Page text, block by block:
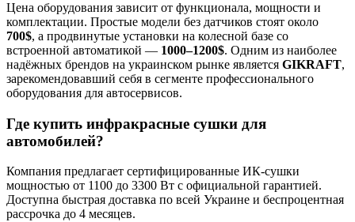
Цена оборудования зависит от функционала, мощности и
комплектации. Простые модели без датчиков стоят около
700$, а продвинутые установки на колесной базе со
встроенной автоматикой — 1000–1200$. Одним из наиболее
надёжных брендов на украинском рынке является GIKRAFT,
зарекомендовавший себя в сегменте профессионального
оборудования для автосервисов.
Где купить инфракрасные сушки для
автомобилей?
Компания предлагает сертифицированные ИК-сушки
мощностью от 1100 до 3300 Вт с официальной гарантией.
Доступна быстрая доставка по всей Украине и беспроцентная
рассрочка до 4 месяцев.